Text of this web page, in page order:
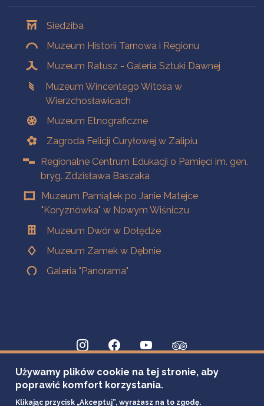
Siedziba
Muzeum Historii Tarnowa i Regionu
Muzeum Ratusz - Galeria Sztuki Dawnej
Muzeum Wincentego Witosa w
Wierzchosławicach
Muzeum Etnograficzne
Zagroda Felicji Curyłowej w Zalipiu
Regionalne Centrum Edukacji o Pamięci im. gen.
bryg. Zdzisława Baszaka
Muzeum Pamiątek po Janie Matejce
"Koryznówka" w Nowym Wiśniczu
Muzeum Dwór w Dołędze
Muzeum Zamek w Dębnie
Galeria "Panorama"
Używamy plików cookie na tej stronie, aby
poprawić komfort korzystania.
Klikając przycisk „Akceptuj”, wyrażasz na to zgodę.